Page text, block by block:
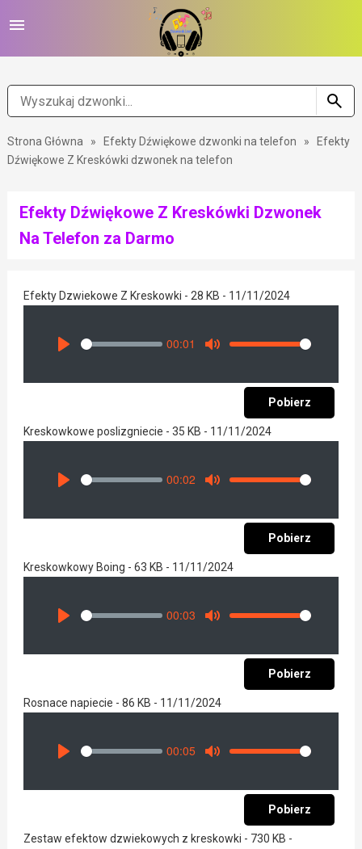
Strona Główna » Efekty Dźwiękowe dzwonki na telefon »
Efekty
Dźwiękowe Z Kreskówki dzwonek na telefon
Efekty Dźwiękowe Z Kreskówki Dzwonek
Na Telefon za Darmo
Efekty Dzwiekowe Z Kreskowki - 28 KB - 11/11/2024
Seek
00:01
Volume
Pobierz
Kreskowkowe poslizgniecie - 35 KB - 11/11/2024
Seek
00:02
Volume
Pobierz
Kreskowkowy Boing - 63 KB - 11/11/2024
Seek
00:03
Volume
Pobierz
Rosnace napiecie - 86 KB - 11/11/2024
Seek
00:05
Volume
Pobierz
Zestaw efektow dzwiekowych z kreskowki - 730 KB -